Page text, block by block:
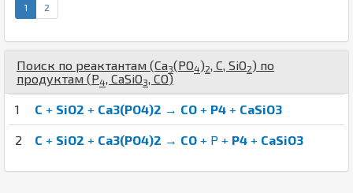
1 2
Поиск по реактантам (Ca3(PO4)2 C SiO2) по
продуктам (P4 CaSiO3 CO)
1 C + SiO2 + Ca3(PO4)2 → CO + P4 + CaSiO3
2 C + SiO2 + Ca3(PO4)2 → CO + P + P4 + CaSiO3